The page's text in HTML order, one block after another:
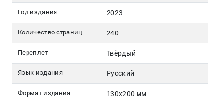
Год издания 2023
Количество страниц 240
Переплет Твёрдый
Язык издания Русский
Формат издания 130х200 мм